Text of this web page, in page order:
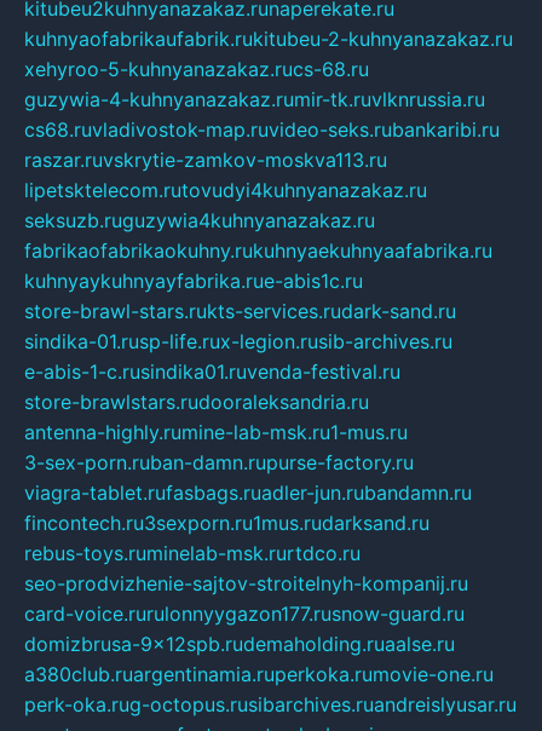
kitubeu2kuhnyanazakaz.runaperekate.ru
kuhnyaofabrikaufabrik.rukitubeu-2-kuhnyanazakaz.ru
xehyroo-5-kuhnyanazakaz.rucs-68.ru
guzywia-4-kuhnyanazakaz.rumir-tk.ruvlknrussia.ru
cs68.ruvladivostok-map.ruvideo-seks.rubankaribi.ru
raszar.ruvskrytie-zamkov-moskva113.ru
lipetsktelecom.rutovudyi4kuhnyanazakaz.ru
seksuzb.ruguzywia4kuhnyanazakaz.ru
fabrikaofabrikaokuhny.rukuhnyaekuhnyaafabrika.ru
kuhnyaykuhnyayfabrika.rue-abis1c.ru
store-brawl-stars.rukts-services.rudark-sand.ru
sindika-01.rusp-life.rux-legion.rusib-archives.ru
e-abis-1-c.rusindika01.ruvenda-festival.ru
store-brawlstars.rudooraleksandria.ru
antenna-highly.rumine-lab-msk.ru1-mus.ru
3-sex-porn.ruban-damn.rupurse-factory.ru
viagra-tablet.rufasbags.ruadler-jun.rubandamn.ru
fincontech.ru3sexporn.ru1mus.rudarksand.ru
rebus-toys.ruminelab-msk.rurtdco.ru
seo-prodvizhenie-sajtov-stroitelnyh-kompanij.ru
card-voice.rurulonnyygazon177.rusnow-guard.ru
domizbrusa-9x12spb.rudemaholding.ruaalse.ru
a380club.ruargentinamia.ruperkoka.rumovie-one.ru
perk-oka.rug-octopus.rusibarchives.ruandreislyusar.ru